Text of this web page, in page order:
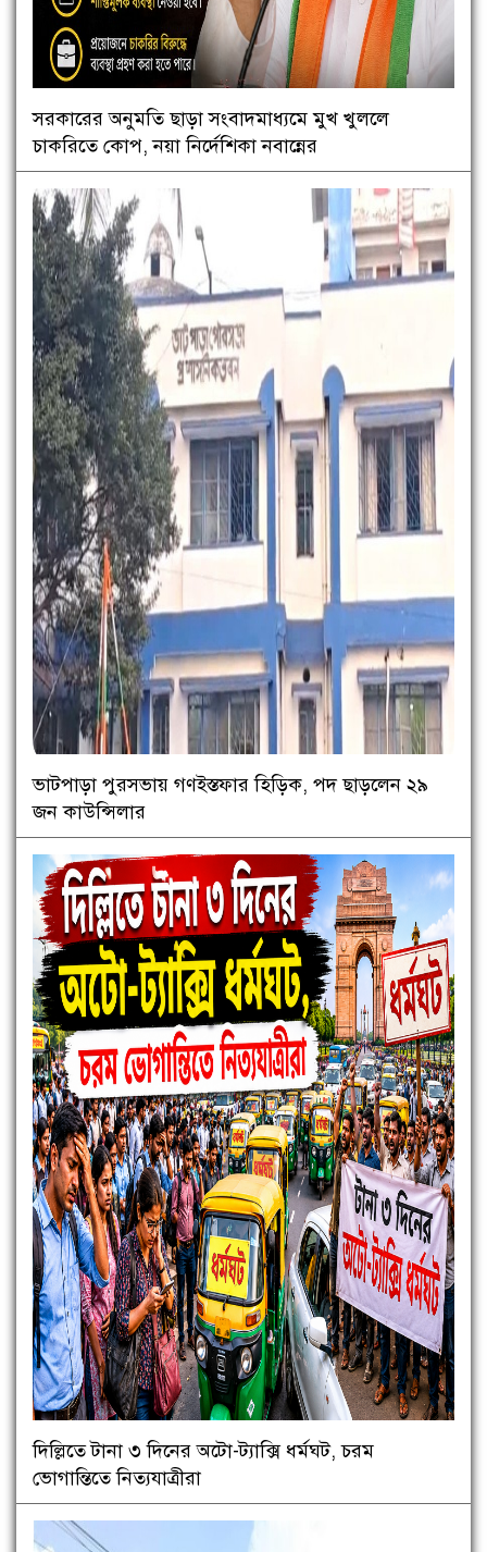
সরকারের অনুমতি ছাড়া সংবাদমাধ্যমে মুখ খুললে
চাকরিতে কোপ, নয়া নির্দেশিকা নবান্নের
ভাটপাড়া পুরসভায় গণইস্তফার হিড়িক, পদ ছাড়লেন ২৯
জন কাউন্সিলার
দিল্লিতে টানা ৩ দিনের অটো-ট্যাক্সি ধর্মঘট, চরম
ভোগান্তিতে নিত্যযাত্রীরা